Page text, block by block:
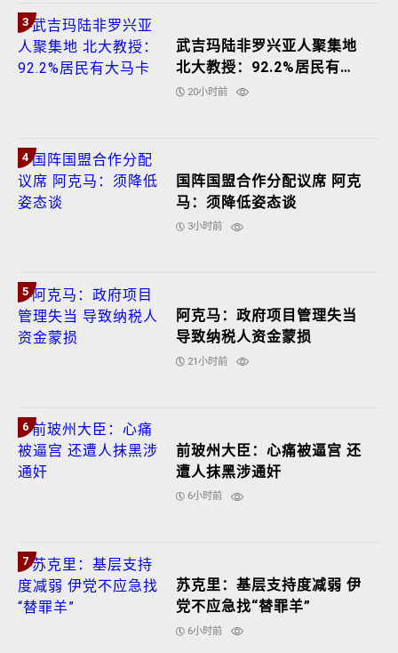
3
武吉玛陆非罗兴亚人聚集地
北大教授：92.2%居民有大
马卡
20小时前
4
国阵国盟合作分配议席 阿克
马：须降低姿态谈
3小时前
5
阿克马：政府项目管理失当
导致纳税人资金蒙损
21小时前
6
前玻州大臣：心痛被逼宫 还
遭人抹黑涉通奸
6小时前
7
苏克里：基层支持度减弱 伊
党不应急找“替罪羊”
6小时前